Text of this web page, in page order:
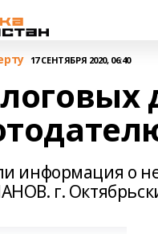
17 СЕНТЯБРЯ 2020, 06:40
информация о
г.